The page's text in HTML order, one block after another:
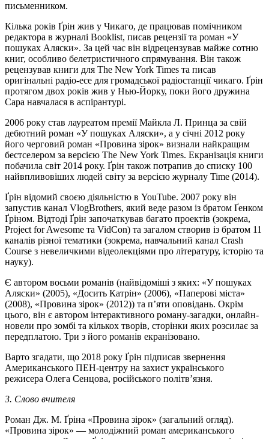
письменником.
Кілька років Ґрін жив у Чикаго, де працював помічником
редактора в журналі Booklist, писав рецензії та роман «У
пошуках Аляски». За цей час він відрецензував майже сотню
книг, особливо белетристичного спрямування. Він також
рецензував книги для The New York Times та писав
оригінальні радіо-есе для громадської радіостанції чикаго. Ґрін
протягом двох років жив у Нью-Йорку, поки його дружина
Сара навчалася в аспірантурі.
2006 року став лауреатом премії Майкла Л. Принца за свій
дебютний роман «У пошуках Аляски», а у січні 2012 року
його черговий роман «Провина зірок» визнали найкращим
бестселером за версією The New York Times. Екранізація книги
побачила світ 2014 року. Ґрін також потрапив до списку 100
найвпливовіших людей світу за версією журналу Time (2014).
Ґрін відомий своєю діяльністю в YouTube. 2007 року він
запустив канал VlogBrothers, який веде разом із братом Ґенком
Ґріном. Відтоді Ґрін започаткував багато проектів (зокрема,
Project for Awesome та VidCon) та загалом створив із братом 11
каналів різної тематики (зокрема, навчальний канал Crash
Course з невеличкими відеолекціями про літературу, історію та
науку).
Є автором восьми романів (найвідоміші з яких: «У пошуках
Аляски» (2005), «Досить Катрін» (2006), «Паперові міста»
(2008), «Провина зірок» (2012)) та п’яти оповідань. Окрім
цього, він є автором інтерактивного роману-загадки, онлайн-
новели про зомбі та кількох творів, сторінки яких розсилає за
передплатою. Три з його романів екранізовано.
Варто згадати, що 2018 року Ґрін підписав звернення
Американського ПЕН-центру на захист українського
режисера Олега Сенцова, російського політв’язня.
3. Слово вчителя
Роман Дж. М. Ґріна «Провина зірок» (загальний огляд).
«Провина зірок» — молодіжний роман американського